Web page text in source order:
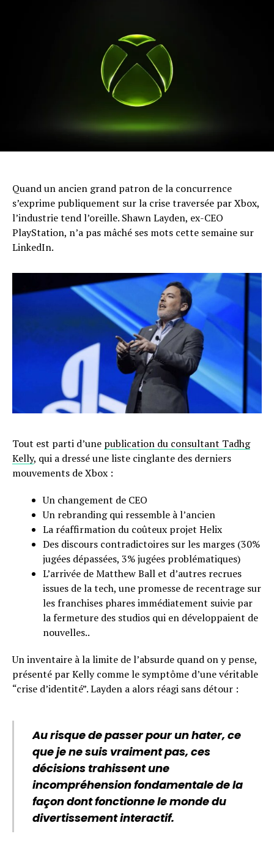
Quand un ancien grand patron de la concurrence
s’exprime publiquement sur la crise traversée par Xbox,
l’industrie tend l’oreille. Shawn Layden, ex-CEO
PlayStation, n’a pas mâché ses mots cette semaine sur
LinkedIn.
Tout est parti d’une publication du consultant Tadhg
Kelly, qui a dressé une liste cinglante des derniers
mouvements de Xbox :
Un changement de CEO
Un rebranding qui ressemble à l’ancien
La réaffirmation du coûteux projet Helix
Des discours contradictoires sur les marges (30%
jugées dépassées, 3% jugées problématiques)
L’arrivée de Matthew Ball et d’autres recrues
issues de la tech, une promesse de recentrage sur
les franchises phares immédiatement suivie par
la fermeture des studios qui en développaient de
nouvelles..
Un inventaire à la limite de l’absurde quand on y pense,
présenté par Kelly comme le symptôme d’une véritable
“crise d’identité”. Layden a alors réagi sans détour :
Au risque de passer pour un hater, ce
que je ne suis vraiment pas, ces
décisions trahissent une
incompréhension fondamentale de la
façon dont fonctionne le monde du
divertissement interactif.